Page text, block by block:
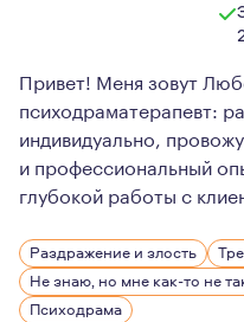
Привет! Меня зовут
психодраматерапевт:
индивидуально,
и профессиональный
глубокой работы с
За 10 лет работы в
Раздражение и злость
Не знаю, но мне как-то не
Психодрама